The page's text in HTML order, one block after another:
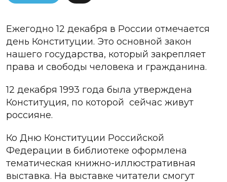
Ежегодно 12 декабря в России отмечается
день Конституции. Это основной закон
нашего государства, который закрепляет
права и свободы человека и гражданина.
12 декабря 1993 года была утверждена
Конституция, по которой сейчас живут
россияне.
Ко Дню Конституции Российской
Федерации в библиотеке оформлена
тематическая книжно-иллюстративная
выставка. На выставке читатели смогут